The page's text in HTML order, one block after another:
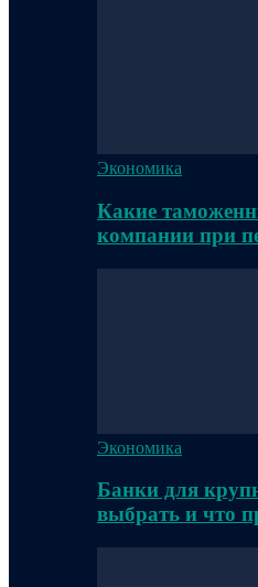
Экономика
Какие
компании при
Экономика
Банки для
выбрать и что